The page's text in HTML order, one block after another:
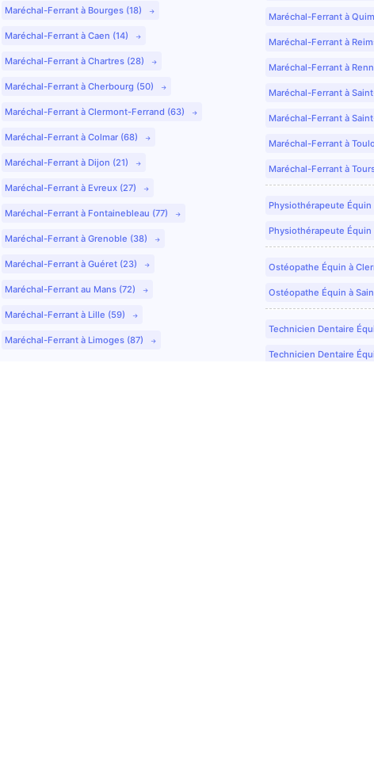
Maréchal-Ferrant à Bourges (18)
Maréchal-Ferrant à Caen (14)
Maréchal-Ferrant à Chartres (28)
Maréchal-Ferrant à Cherbourg (50)
Maréchal-Ferrant à Clermont-Ferrand (63)
Maréchal-Ferrant à Colmar (68)
Maréchal-Ferrant à Dijon (21)
Maréchal-Ferrant à Evreux (27)
Maréchal-Ferrant à Fontainebleau (77)
Maréchal-Ferrant à Grenoble (38)
Maréchal-Ferrant à Guéret (23)
Maréchal-Ferrant au Mans (72)
Maréchal-Ferrant à Lille (59)
Maréchal-Ferrant à Limoges (87)
Maréchal-Ferrant à
Maréchal-Ferrant à
Maréchal-Ferrant à
Maréchal-Ferrant à
Maréchal-Ferrant à
Maréchal-Ferrant à
Maréchal-Ferrant à
Physiothérapeute Équin
Physiothérapeute Équin
Ostéopathe Équin à
Ostéopathe Équin à
Technicien Dentaire
Technicien Dentaire